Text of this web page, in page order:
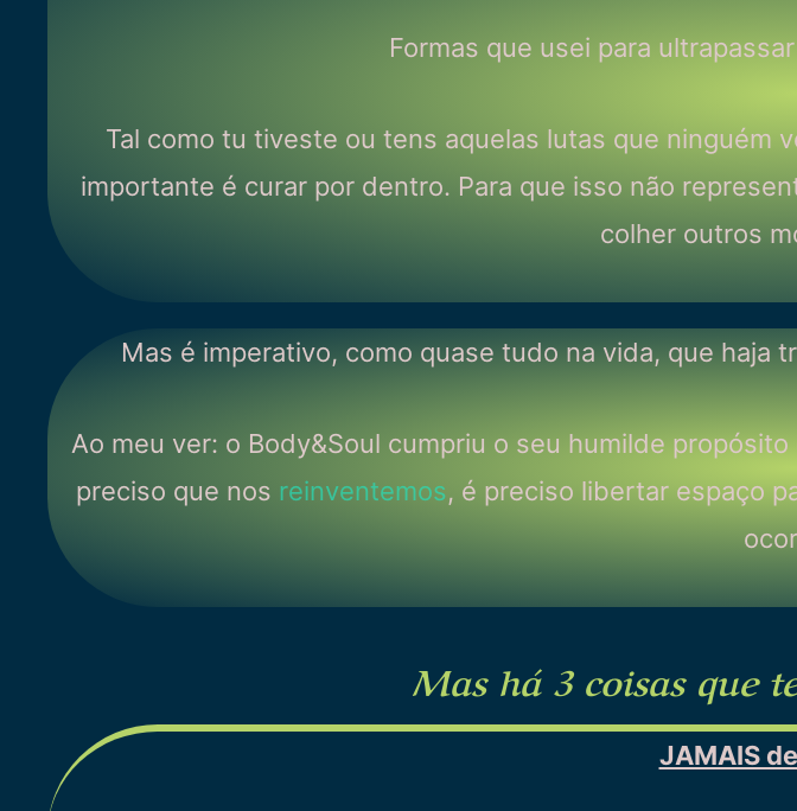
Formas que usei para
Tal como tu tiveste ou tens aquelas lutas que ninguém
importante é curar por dentro. Para que isso não
colher outros
Mas é imperativo, como quase tudo na vida, que haja
Ao meu ver: o Body&Soul cumpriu o seu humilde
preciso que nos reinventemos, é preciso libertar espaço
Mas há 3 coisas que
JAMAIS